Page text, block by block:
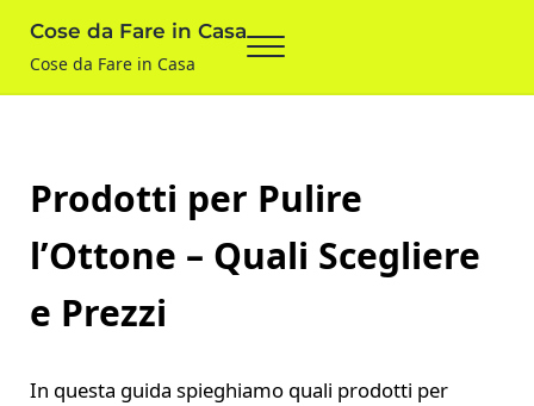
Cose da Fare in Casa
Cose da Fare in Casa Menu
Prodotti per Pulire
l’Ottone – Quali Scegliere
e Prezzi
In questa guida spieghiamo quali prodotti per